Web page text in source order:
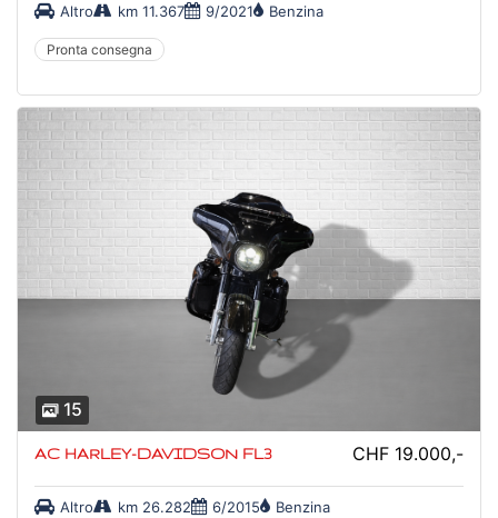
Altro km 11.367 9/2021 Benzina
Pronta consegna
15
AC HARLEY-DAVIDSON FL3 CHF 19.000,-
Altro km 26.282 6/2015 Benzina